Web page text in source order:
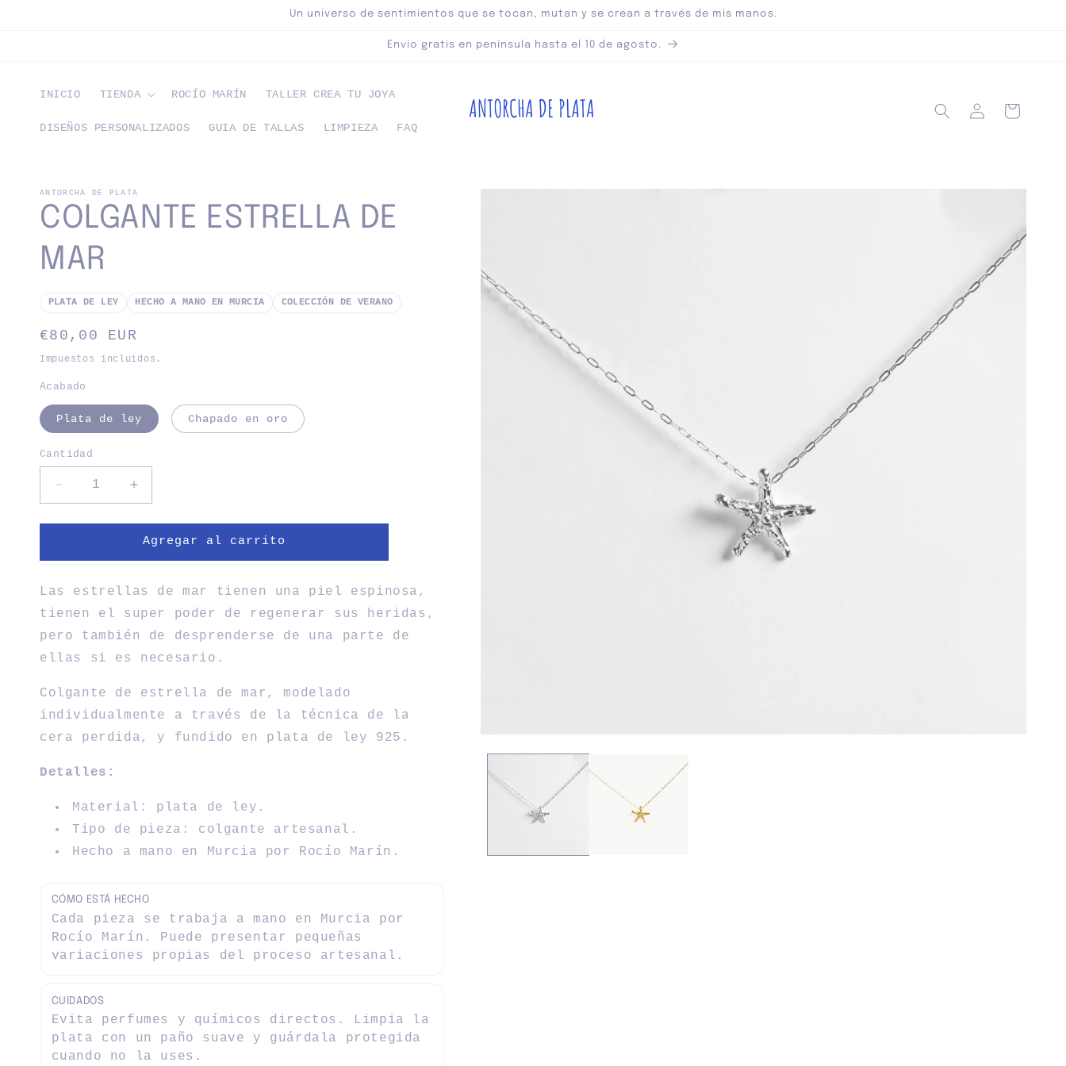
Un universo de sentimientos que se tocan, mutan y se crean a través de mis manos.
Envío gratis en península hasta el 10 de agosto.
INICIO TIENDA ROCÍO MARÍN TALLER CREA TU JOYA
DISEÑOS PERSONALIZADOS GUIA DE TALLAS LIMPIEZA FAQ
sesión
Carrito
directamente
ANTORCHA DE PLATA
COLGANTE ESTRELLA DE
MAR
PLATA DE LEY HECHO A MANO EN MURCIA COLECCIÓN DE VERANO
Precio
habitual
€80,00 EUR
Impuestos incluidos.
Acabado
Plata de ley Chapado en oro
Cantidad
Cantidad
Reducir
cantidad
para
ESTRELLA
MAR
Aumentar
cantidad
para
COLGANTE
ESTRELLA
MAR
Agregar al carrito
Las estrellas de mar tienen una piel espinosa,
tienen el super poder de regenerar sus heridas,
pero también de desprenderse de una parte de
ellas si es necesario.
Colgante de estrella de mar, modelado
individualmente a través de la técnica de la
cera perdida, y fundido en plata de ley 925.
Detalles:
Material: plata de ley.
Tipo de pieza: colgante artesanal.
Hecho a mano en Murcia por Rocío Marín.
CÓMO ESTÁ HECHO
Cada pieza se trabaja a mano en Murcia por
Rocío Marín. Puede presentar pequeñas
variaciones propias del proceso artesanal.
CUIDADOS
Evita perfumes y químicos directos. Limpia la
plata con un paño suave y guárdala protegida
cuando no la uses.